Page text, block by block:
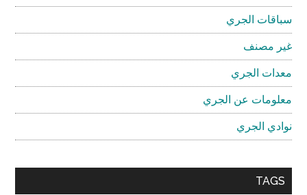
سباقات الجري
غير مصنف
معدات الجري
معلومات عن الجري
نوادي الجري
TAGS